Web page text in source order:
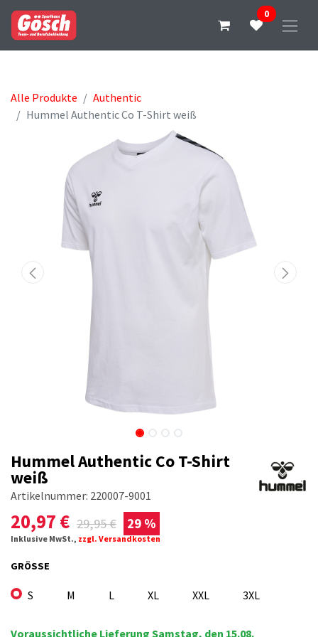
0
Alle Produkte
Authentic
Hummel Authentic Co T-Shirt weiß
Hummel Authentic Co T-Shirt
weiß
Artikelnummer: 220007-9001
20,97 € 29,95€ 29 %
Inklusive MwSt., zzgl. Versandkosten
GRÖSSE
S M L XL XXL 3XL
Voraussichtliche Lieferung Samstag, den 15.08.